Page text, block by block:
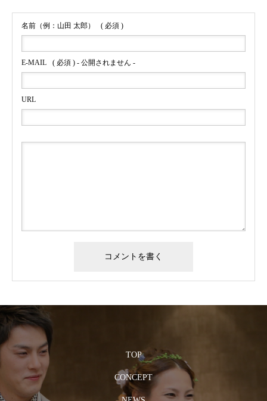
名前（例：山田 太郎） ( 必須 )
E-MAIL ( 必須 ) - 公開されません -
URL
TOP
CONCEPT